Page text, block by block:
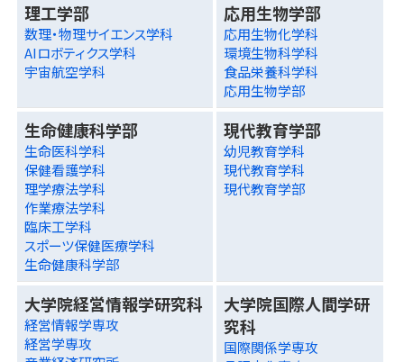
理工学部
数理・物理サイエンス学科
AIロボティクス学科
宇宙航空学科
応用生物学部
応用生物化学科
環境生物科学科
食品栄養科学科
応用生物学部
生命健康科学部
生命医科学科
保健看護学科
理学療法学科
作業療法学科
臨床工学科
スポーツ保健医療学科
生命健康科学部
現代教育学部
幼児教育学科
現代教育学科
現代教育学部
大学院経営情報学研究科
経営情報学専攻
経営学専攻
大学院国際人間学研
究科
国際関係学専攻